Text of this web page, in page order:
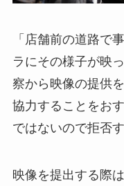
「店舗前の道路で
ラにその様子が映
察から映像の提供
協力することをお
ではないので拒否
映像を提出する際